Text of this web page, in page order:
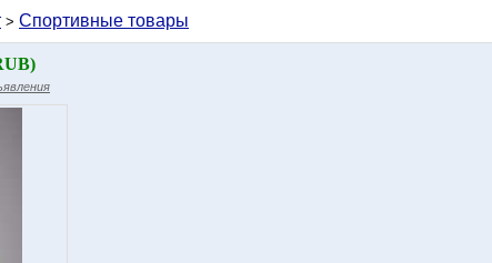
> Спортивные товары